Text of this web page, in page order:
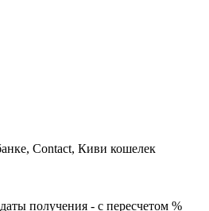
Contact, Киви кошелек
получения - с пересчетом %